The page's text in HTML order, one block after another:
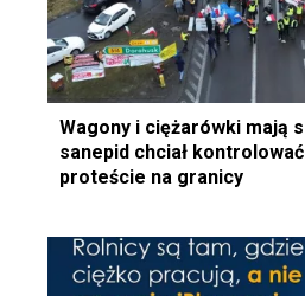
Wagony i ciężarówki mają
sanepid chciał
proteście na granicy